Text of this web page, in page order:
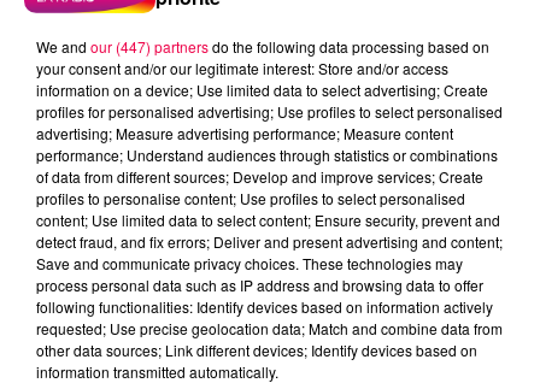
We and our (447) partnersdo the following data processing based on
your consent and/or our legitimate interest: Store and/or access
information on a device; Use limited data to select advertising; Create
profiles for personalised advertising; Use profiles to select personalised
advertising; Measure advertising performance; Measure content
performance; Understand audiences through statistics or combinations
of data from different sources; Develop and improve services; Create
profiles to personalise content; Use profiles to select personalised
content; Use limited data to select content; Ensure security, prevent and
detect fraud, and fix errors; Deliver and present advertising and content;
Save and communicate privacy choices. These technologies may
process personal data such as IP address and browsing data to offer
following functionalities: Identify devices based on information actively
requested; Use precise geolocation data; Match and combine data from
other data sources; Link different devices; Identify devices based on
information transmitted automatically.